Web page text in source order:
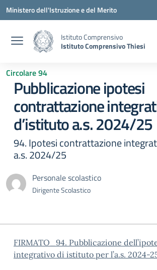
Vai ai contenuti
Vai al menu di navigazione
Vai al footer
Ministero dell'Istruzione e del Merito
Istituto Comprensivo
Istituto Comprensivo Thiesi
Circolare 94
Pubblicazione ipotesi
contrattazione
d’istituto a.s. 2024/25
94. Ipotesi contrattazione
a.s. 2024/25
Personale scolastico
Dirigente Scolastico
FIRMATO_94. Pubblicazione
integrativo di istituto per l’a.s. 2024-